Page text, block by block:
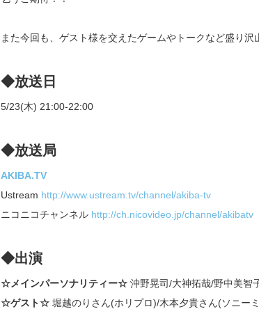
また今回も、ゲスト様を交えたゲームやトークなど盛り沢
◆放送日
5/23(木) 21:00-22:00
◆放送局
AKIBA.TV
Ustream http://www.ustream.tv/channel/akiba-tv
ニコニコチャンネル http://ch.nicovideo.jp/channel/akibatv
◆出演
☆メインパーソナリティー☆ 沖野晃司/大神拓哉/野中美
☆ゲスト☆ 堀越のりさん(ホリプロ)/木本夕貴さん(ソニー